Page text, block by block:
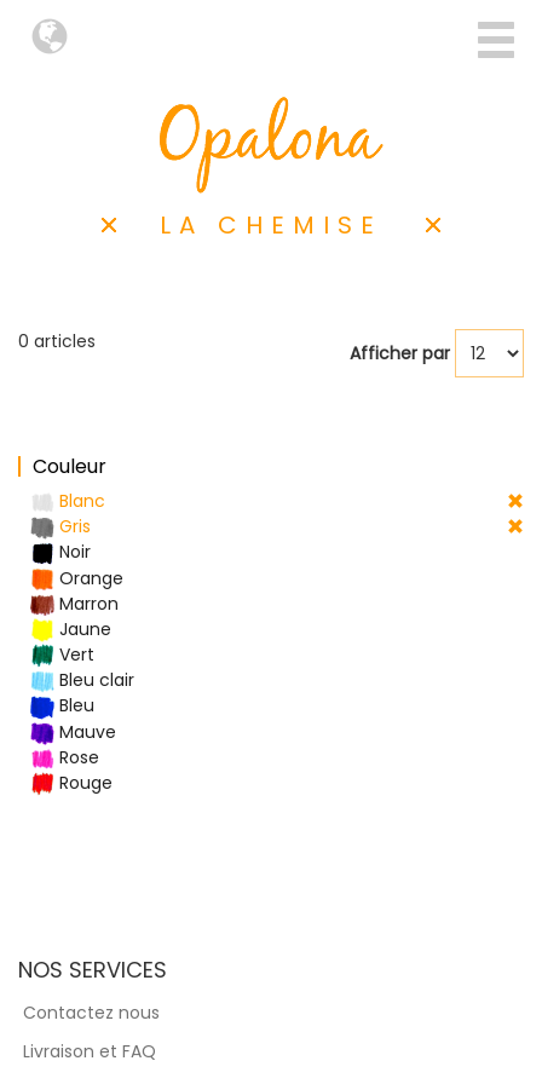
LA CHEMISE
0 articles Afficher par
Couleur
Blanc
Gris
Noir
Orange
Marron
Jaune
Vert
Bleu clair
Bleu
Mauve
Rose
Rouge
NOS SERVICES
Contactez nous
Livraison et FAQ